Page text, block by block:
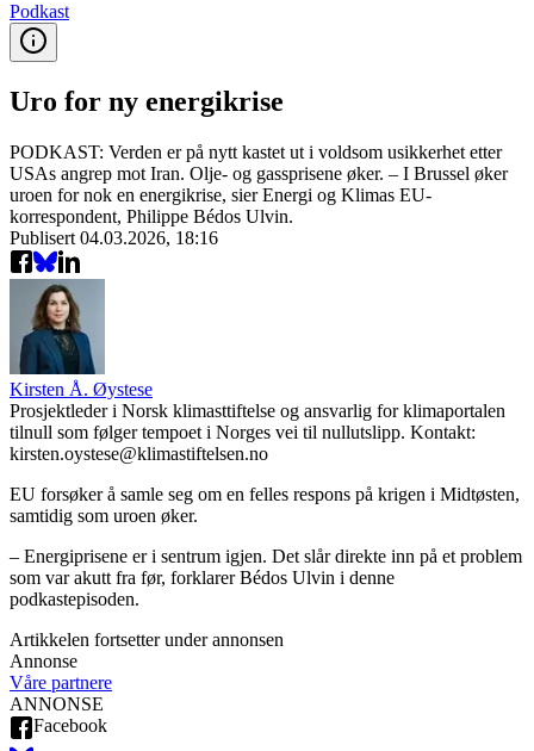
Podkast
Uro for ny energikrise
PODKAST: Verden er på nytt kastet ut i voldsom usikkerhet etter
USAs angrep mot Iran. Olje- og gassprisene øker. – I Brussel øker
uroen for nok en energikrise, sier Energi og Klimas EU-
korrespondent, Philippe Bédos Ulvin.
Publisert 04.03.2026, 18:16
Kirsten Å. Øystese
Prosjektleder i Norsk klimasttiftelse og ansvarlig for klimaportalen
tilnull som følger tempoet i Norges vei til nullutslipp. Kontakt:
kirsten.oystese@klimastiftelsen.no
EU forsøker å samle seg om en felles respons på krigen i Midtøsten,
samtidig som uroen øker.
– Energiprisene er i sentrum igjen. Det slår direkte inn på et problem
som var akutt fra før, forklarer Bédos Ulvin i denne
podkastepisoden.
Artikkelen fortsetter under annonsen
Annonse
Våre partnere
ANNONSE
Facebook